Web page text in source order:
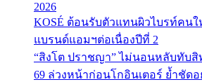
2026
KOSÉ ต้อนรับตัวแทนผิวไบรท์คนใ
แบรนด์แอมฯต่อเนื่องปีที่ 2
“สิงโต ปราชญา” ไม่นอนหลับทับสิ
69 ล่วงหน้าก่อนโกอินเตอร์ ย้ำชัดอ